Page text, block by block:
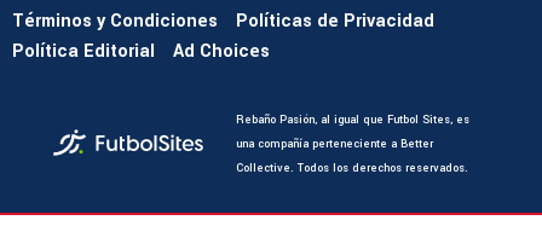
Términos y Condiciones
Políticas de Privacidad
Política Editorial
Ad Choices
Rebaño Pasión, al igual que Futbol Sites, es
una compañía perteneciente a Better
Collective. Todos los derechos reservados.